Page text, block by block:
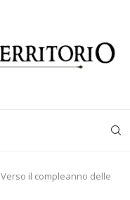
Verso il compleanno delle